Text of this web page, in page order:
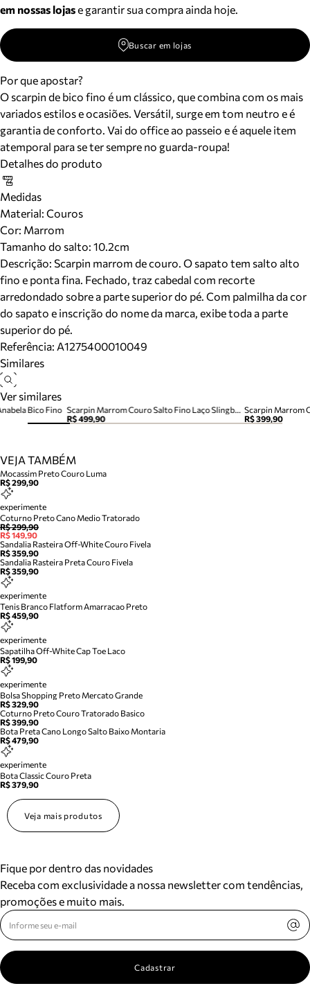
em nossas lojase garantir sua compra ainda hoje.
Buscar em lojas
Por que apostar?
O scarpin de bico fino é um clássico, que combina com os mais
variados estilos e ocasiões. Versátil, surge em tom neutro e é
garantia de conforto. Vai do office ao passeio e é aquele item
atemporal para se ter sempre no guarda-roupa!
Detalhes do produto
Medidas
Material: Couros
Cor: Marrom
Tamanho do salto: 10.2cm
Descrição: Scarpin marrom de couro. O sapato tem salto alto
fino e ponta fina. Fechado, traz cabedal com recorte
arredondado sobre a parte superior do pé. Com palmilha da cor
do sapato e inscrição do nome da marca, exibe toda a parte
superior do pé.
Referência: A1275400010049
Similares
Ver similares
Scarpin Marrom Couro Salto Fino Laço Slingback
R$ 499,90
Scarpin Marrom
R$ 399,90
Bico Fino
VEJA TAMBÉM
Mocassim Preto Couro Luma
R$ 299,90
experimente
Coturno Preto Cano Medio Tratorado
R$ 299,90
R$ 149,90
Sandalia Rasteira Off-White Couro Fivela
R$ 359,90
Sandalia Rasteira Preta Couro Fivela
R$ 359,90
experimente
Tenis Branco Flatform Amarracao Preto
R$ 459,90
experimente
Sapatilha Off-White Cap Toe Laco
R$ 199,90
experimente
Bolsa Shopping Preto Mercato Grande
R$ 329,90
Coturno Preto Couro Tratorado Basico
R$ 399,90
Bota Preta Cano Longo Salto Baixo Montaria
R$ 479,90
experimente
Bota Classic Couro Preta
R$ 379,90
Veja mais produtos
Fique por dentro das novidades
Receba com exclusividade a nossa newsletter com tendências,
promoções e muito mais.
Cadastrar